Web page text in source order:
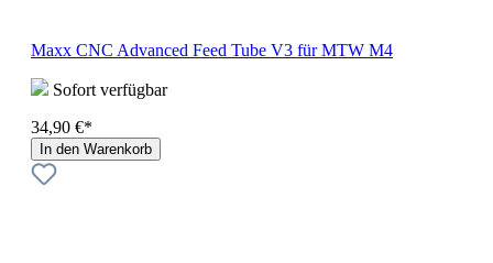
Maxx CNC Advanced Feed Tube V3 für MTW M4
Sofort verfügbar
34,90 €*
In den Warenkorb